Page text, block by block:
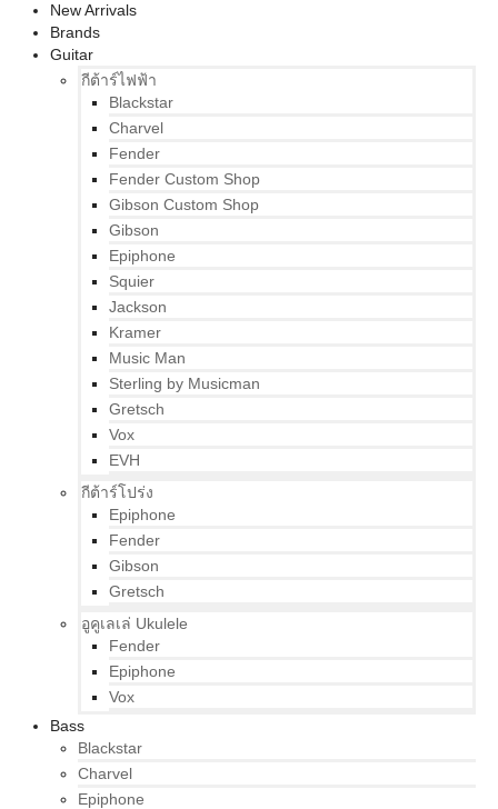
New Arrivals
Brands
Guitar
กีต้าร์ไฟฟ้า
Blackstar
Charvel
Fender
Fender Custom Shop
Gibson Custom Shop
Gibson
Epiphone
Squier
Jackson
Kramer
Music Man
Sterling by Musicman
Gretsch
Vox
EVH
กีต้าร์โปร่ง
Epiphone
Fender
Gibson
Gretsch
อูคูเลเล่ Ukulele
Fender
Epiphone
Vox
Bass
Blackstar
Charvel
Epiphone